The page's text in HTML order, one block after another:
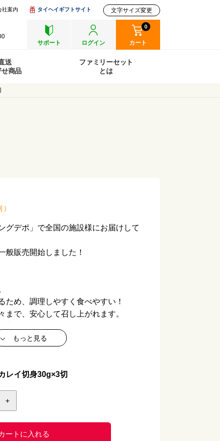
サポート
ログイン カート
0
社案内 タイヘイギフトサイト 文字サイズ変更
送
せ商品
ファミリーセット
とは
）
グデポ」で全国の施設様にお届けして
般販売開始しました！
め、調理しやすく食べやすい！
で、安心して召し上がれます。
ラスカレイ切身（骨なし）30g
（30g×3P）
もっと見る
レイ切身30g×3切
+
ートに入れる